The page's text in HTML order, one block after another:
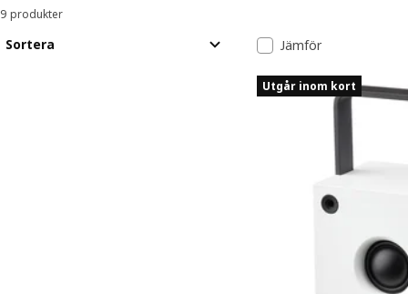
Sortera och filtrera
9 produkter
Sortera Lista över
Jämför
Utgår inom kort